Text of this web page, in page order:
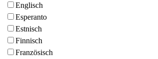
Englisch
Esperanto
Estnisch
Finnisch
Französisch